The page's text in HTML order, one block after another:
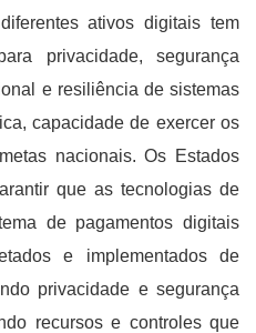
ativos digitais tem
privacidade, segurança
e resiliência de sistemas
capacidade de exercer os
nacionais. Os Estados
que as tecnologias de
de pagamentos digitais
e implementados de
privacidade e segurança
recursos e controles que